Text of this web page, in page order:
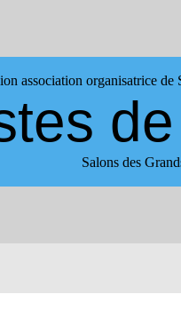
association organisatrice
Salons des